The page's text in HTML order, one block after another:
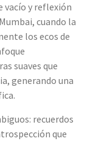
vacío y reflexión
cuando la
los ecos de
suaves que
generando una
recuerdos
que